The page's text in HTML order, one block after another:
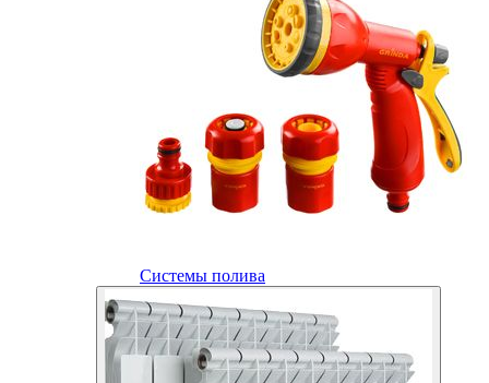
Системы полива